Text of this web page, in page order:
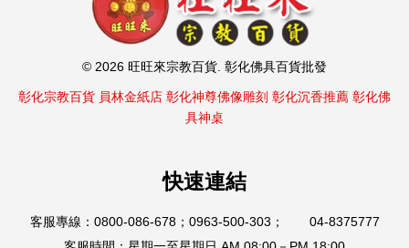
© 2026 旺旺來宗教百貨. 彰化佛具百貨批發
彰化宗教百貨 員林金紙店 彰化神尊佛像雕刻 彰化沉香推薦 彰化佛
具神桌
快速連結
客服專線：0800-086-678；0963-500-303； 04-8375777